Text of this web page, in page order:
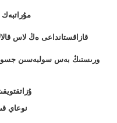
قازاقستانداعى ەڭ لاس
ورىستىڭ بەس سولبەسىن
نوعاي